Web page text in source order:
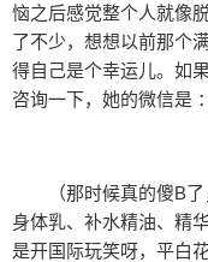
恼之后感觉整个人就像
了不少，想想以前那个
得自己是个幸运儿。如
咨询一下，她的微信是
（那时候真的傻B
身体乳、补水精油、精
是开国际玩笑呀，平白